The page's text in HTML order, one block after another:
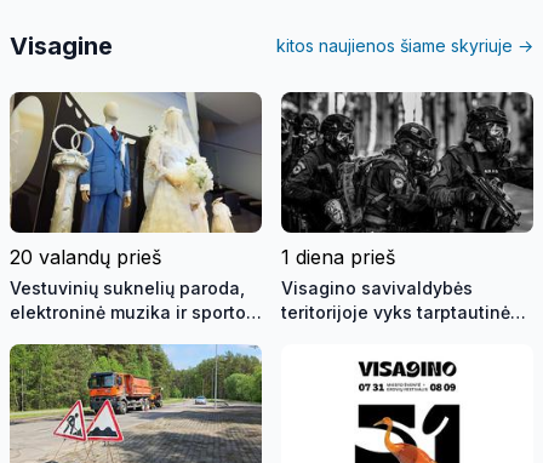
Visagine kitos naujienos šiame skyriuje →
20 valandų prieš
Vestuvinių suknelių paroda,
elektroninė muzika ir sporto
2026 08 05 (video)
1 diena prieš
Visagino savivaldybės
teritorijoje vyks tarptautinės